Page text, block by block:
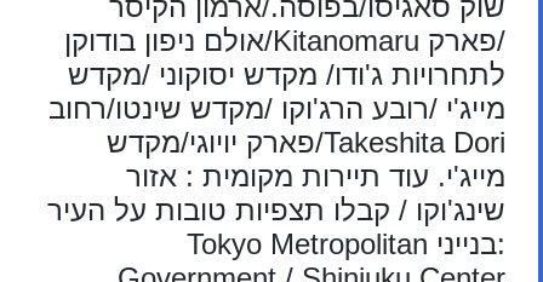
שוק סאגיסו/בפוסה./ארמון הקיסר
/פארק Kitanomaru/אולם ניפון בודוקן
לתחרויות ג'ודו/ מקדש יסוקוני /מקדש
מייג'י /רובע הרג'וקו /מקדש שינטו/רחוב
Takeshita Dori/פארק יויוגי/מקדש
מייג'י. עוד תיירות מקומית : אזור
שינג'וקו / קבלו תצפיות טובות על העיר
:בנייני Tokyo Metropolitan